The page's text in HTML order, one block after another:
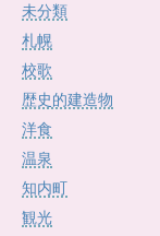
未分類
札幌
校歌
歴史的建造物
洋食
温泉
知内町
観光